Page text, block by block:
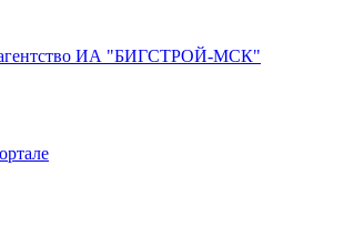
ИА "БИГСТРОЙ-МСК"